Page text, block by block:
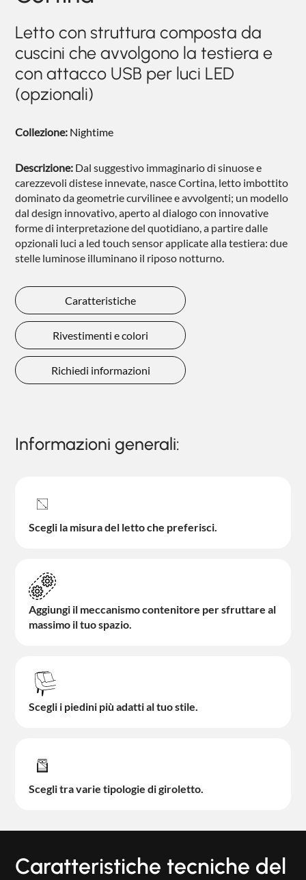
NIGHTIME
GOODNIGHT
COMPLEMENTI
Letto con struttura composta da
cuscini che avvolgono la testiera e
con attacco USB per luci LED
(opzionali)
Collezione: Nightime
Descrizione: Dal suggestivo immaginario di sinuose e
carezzevoli distese innevate, nasce Cortina, letto imbottito
dominato da geometrie curvilinee e avvolgenti; un modello
dal design innovativo, aperto al dialogo con innovative
forme di interpretazione del quotidiano, a partire dalle
opzionali luci a led touch sensor applicate alla testiera: due
stelle luminose illuminano il riposo notturno.
Caratteristiche
Rivestimenti e colori
Richiedi informazioni
Informazioni generali:
Scegli la misura del letto che preferisci.
Aggiungi il meccanismo contenitore per sfruttare al
massimo il tuo spazio.
Scegli i piedini più adatti al tuo stile.
Scegli tra varie tipologie di giroletto.
Caratteristiche tecniche del